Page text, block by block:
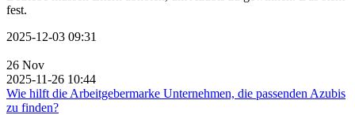
fest.
2025-12-03 09:31
26 Nov
2025-11-26 10:44
Wie hilft die Arbeitgebermarke Unternehmen, die passenden Azubis
zu finden?